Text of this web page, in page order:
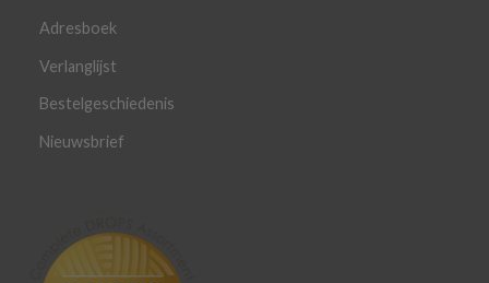
Adresboek
Verlanglijst
Bestelgeschiedenis
Nieuwsbrief